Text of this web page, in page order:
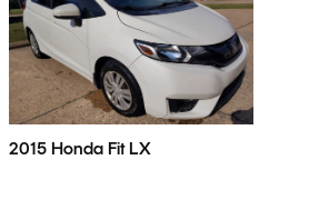
2015 Honda Fit LX